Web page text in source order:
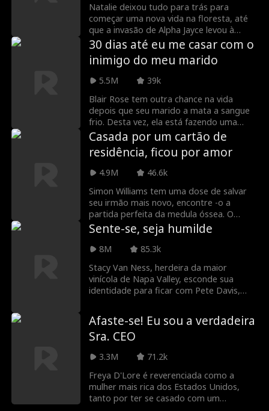
Natalie deixou tudo para trás para
começar uma nova vida na floresta, até
que a invasão de Alpha Jayce levou à
morte de seus pais. Ao retornar, Natalie
descobre que esse novo alfa não é quem
ele parecia, e tudo o que sabia sobre si
mesma tem sido mentira. Ela pode
confiar nesse estranho perigoso quando
não consegue confiar em si mesma?
30 dias até eu me casar com o
inimigo do meu marido
5.5M
39k
Blair Rose tem outra chance na vida
depois que seu marido a mata a sangue
frio. Desta vez, ela está fazendo uma
lição a ele. A única coisa que ela perdeu
em seu planejamento meticuloso é se
apaixonar por Nathan Forbes, o alto e
bonito herdeiro da família da Forbes.
Este é outro erro ou sua segunda chance
de amor?
Casada por um cartão de
residência, ficou por amor
4.9M
46.6k
Simon Williams tem uma dose de salvar
seu irmão mais novo, encontre -o a
partida perfeita da medula óssea. O
destino teria, há apenas uma combinação
perfeita, Leslie Maddison! Em troca da
doação de Leslie, Simon deve se casar
Estados Unidos. Leslie precisa de um
green card, e Simon precisa de sua
medula óssea. Mas o que acontece
realmente o herdeiro de uma empresa de
bilhões de dólares e não o Joe médio que
ele se faz?
Sente-se, seja humilde
8M
85.3k
Stacy Van Ness, herdeira da maior
vinícola de Napa Valley, esconde sua
identidade para ficar com Pete Davis,
mais rica do país... mas ninguém parece
acreditar nela...
Afaste-se! Eu sou a verdadeira
Sra. CEO
3.3M
71.2k
Freya D'Lore é reverenciada como a
mulher mais rica dos Estados Unidos,
tanto por ter se casado com um